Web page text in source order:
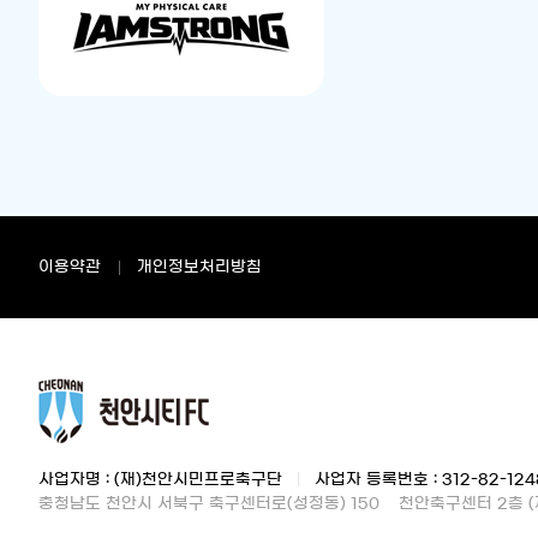
이용약관 개인정보처리방침
사업자명 : (재)천안시민프로축구단
사업자 등록번호 : 312-82-
충청남도 천안시 서북구 축구센터로(성정동) 150
천안축구센터 2층